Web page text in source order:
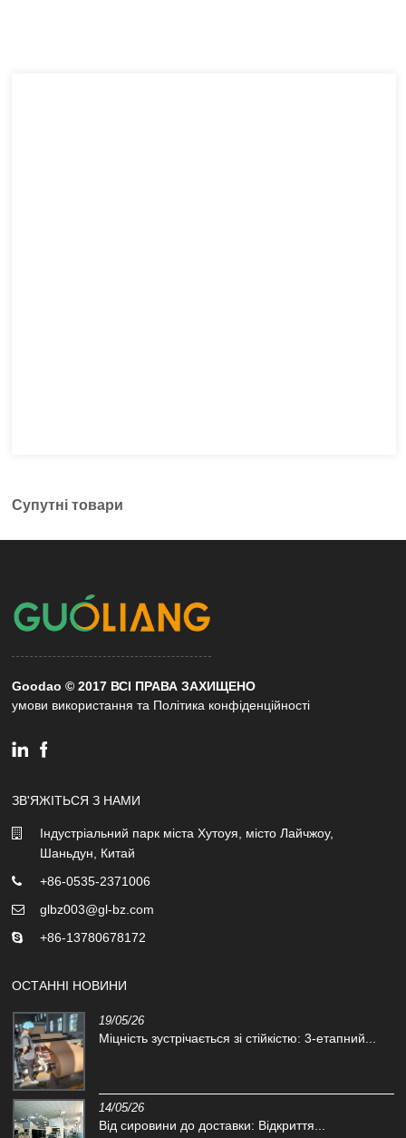
Супутні товари
Goodao © 2017 ВСІ ПРАВА ЗАХИЩЕНО
умови використання та Політика конфіденційності
ЗВ'ЯЖІТЬСЯ З НАМИ
Індустріальний парк міста Хутоуя, місто Лайчжоу,
Шаньдун, Китай
+86-0535-2371006
glbz003@gl-bz.com
+86-13780678172
ОСТАННІ НОВИНИ
19/05/26
Міцність зустрічається зі стійкістю: 3-етапний...
14/05/26
Від сировини до доставки: Відкриття...